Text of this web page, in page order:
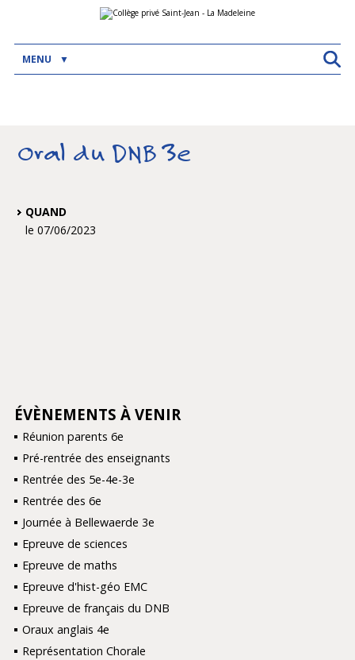
|
AllerMENU
Oral du DNB 3e
QUAND
le 07/06/2023
NAVIGATION
ÉVÈNEMENTS À VENIR
Réunion parents 6e
Pré-rentrée des enseignants
Rentrée des 5e-4e-3e
Rentrée des 6e
Journée à Bellewaerde 3e
Epreuve de sciences
Epreuve de maths
Epreuve d'hist-géo EMC
Epreuve de français du DNB
Oraux anglais 4e
Représentation Chorale